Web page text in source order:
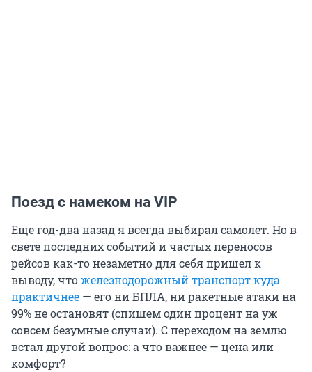
Поезд с намеком на VIP
Еще год-два назад я всегда выбирал самолет. Но в
свете последних событий и частых переносов
рейсов как-то незаметно для себя пришел к
выводу, чтожелезнодорожный транспорт куда
практичнее — его ни БПЛА, ни ракетные атаки на
99% не остановят (спишем один процент на уж
совсем безумные случаи). С переходом на землю
встал другой вопрос: а что важнее — цена или
комфорт?